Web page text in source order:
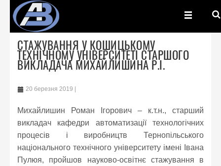
СТАЖУВАННЯ У КОШИЦЬКОМУ
ТЕХНІЧНОМУ УНІВЕРСИТЕТІ СТАРШОГО
ВИКЛАДАЧА МИХАЙЛИШИНА Р.І.
20 березня 2019
Михайлишин Роман Ігорович – к.т.н., старший
викладач кафедри автоматизації технологічних
процесів і виробництв Тернопільського
національного технічного університету імені Івана
Пулюя, пройшов науково-освітнє стажування в